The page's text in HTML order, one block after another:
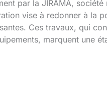
par la JIRAMA, société
vise à redonner à la
Ces travaux, qui
marquent une